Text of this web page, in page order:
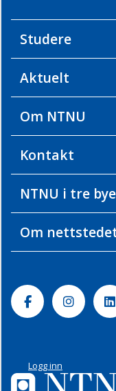
Studere
Aktuelt
Om NTNU
Kontakt
NTNU i tre
Om
Facebook
Logg inn